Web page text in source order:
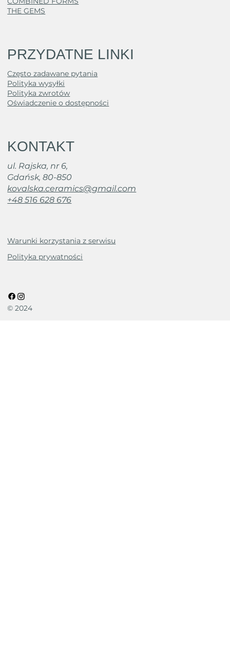
THE GEMS
PRZYDATNE LINKI
Często zadawane pytania
Polityka wysyłki
Polityka zwrotów
Oświadczenie o dostępności
KONTAKT
ul. Rajska, nr 6,
Gdańsk, 80-850
kovalska.ceramics@gmail.com
+48 516 628 676
Warunki korzystania z serwisu
Polityka prywatności
© 2024